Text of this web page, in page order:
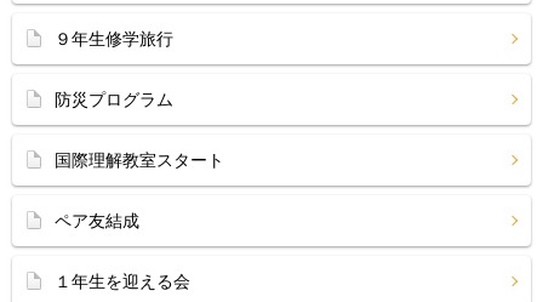
９年生修学旅行
防災プログラム
国際理解教室スタート
ペア友結成
１年生を迎える会